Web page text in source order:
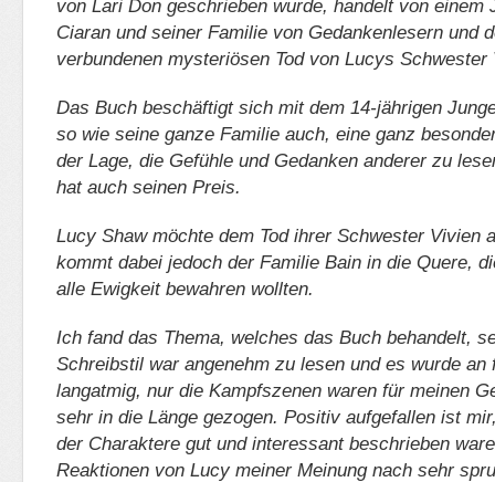
von Lari Don geschrieben wurde, handelt von einem
Ciaran und seiner Familie von Gedankenlesern und
verbundenen mysteriösen Tod von Lucys Schwester
Das Buch beschäftigt sich mit dem 14-jährigen
so wie seine ganze Familie auch, eine ganz
der Lage, die Gefühle und Gedanken anderer zu
hat auch seinen Preis.
Lucy Shaw möchte dem Tod ihrer Schwester Vivien
kommt dabei jedoch der Familie Bain in die Quere,
alle Ewigkeit bewahren wollten.
Ich fand das Thema, welches das Buch behandelt,
Schreibstil war angenehm zu lesen und es wurde an
langatmig, nur die Kampfszenen waren für meinen
sehr in die Länge gezogen. Positiv aufgefallen ist
der Charaktere gut und interessant beschrieben
Reaktionen von Lucy meiner Meinung nach sehr